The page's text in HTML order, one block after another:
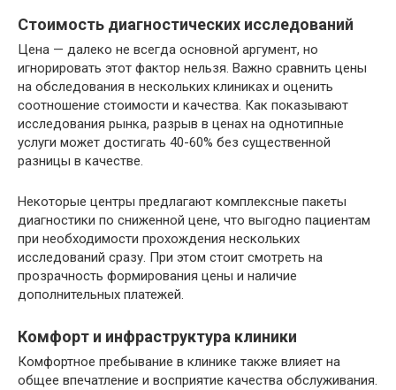
Стоимость диагностических исследований
Цена — далеко не всегда основной аргумент, но
игнорировать этот фактор нельзя. Важно сравнить цены
на обследования в нескольких клиниках и оценить
соотношение стоимости и качества. Как показывают
исследования рынка, разрыв в ценах на однотипные
услуги может достигать 40-60% без существенной
разницы в качестве.
Некоторые центры предлагают комплексные пакеты
диагностики по сниженной цене, что выгодно пациентам
при необходимости прохождения нескольких
исследований сразу. При этом стоит смотреть на
прозрачность формирования цены и наличие
дополнительных платежей.
Комфорт и инфраструктура клиники
Комфортное пребывание в клинике также влияет на
общее впечатление и восприятие качества обслуживания.